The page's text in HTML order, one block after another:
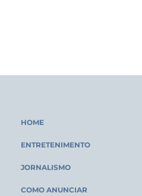
HOME
ENTRETENIMENTO
JORNALISMO
COMO ANUNCIAR